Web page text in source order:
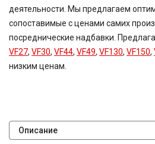
деятельности. Мы предлагаем
сопоставимые с ценами самих
посреднические надбавки.
VF27, VF30, VF44, VF49, VF130, VF150,
низким ценам.
Описание